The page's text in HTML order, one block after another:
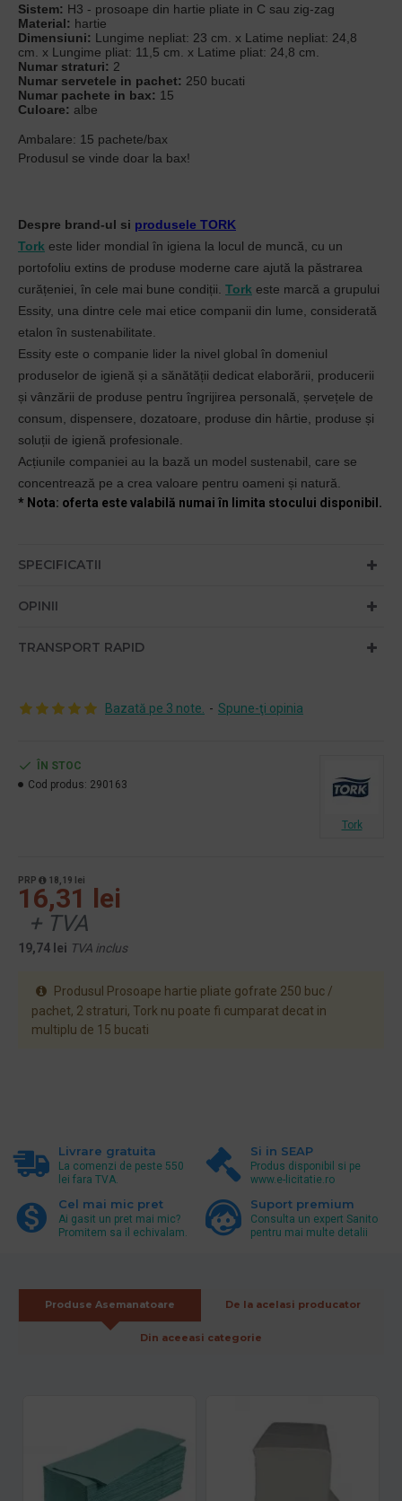
Sistem: H3 - prosoape din hartie pliate in C sau zig-zag
Material: hartie
Dimensiuni: Lungime nepliat: 23 cm. x Latime nepliat: 24,8
cm. x Lungime pliat: 11,5 cm. x Latime pliat: 24,8 cm.
Numar straturi: 2
Numar servetele in pachet: 250 bucati
Numar pachete in bax: 15
Culoare: albe
Ambalare: 15 pachete/bax
Produsul se vinde doar la bax!
Despre brand-ul si produsele TORK
Tork este lider mondial în igiena la locul de muncă, cu un
portofoliu extins de produse moderne care ajută la păstrarea
curățeniei, în cele mai bune condiții. Tork este marcă a grupului
Essity, una dintre cele mai etice companii din lume, considerată
etalon în sustenabilitate.
Essity este o companie lider la nivel global în domeniul
produselor de igienă și a sănătății dedicat elaborării, producerii
și vânzării de produse pentru îngrijirea personală, șervețele de
consum, dispensere, dozatoare, produse din hârtie, produse și
soluții de igienă profesionale.
Acțiunile companiei au la bază un model sustenabil, care se
concentrează pe a crea valoare pentru oameni și natură.
* Nota: oferta este valabilă numai în limita stocului disponibil.
SPECIFICATII
OPINII
TRANSPORT RAPID
Bazată pe 3 note. - Spune-ţi opinia
PRP 18,19 lei
16,31 lei
+ TVA
19,74 lei TVA inclus
ÎN STOC
Cod produs: 290163
Tork
Produsul Prosoape hartie pliate gofrate 250 buc /
pachet, 2 straturi, Tork nu poate fi cumparat decat in
multiplu de 15 bucati
Livrare gratuita
La comenzi de peste 550
lei fara TVA.
Si in SEAP
Produs disponibil si pe
www.e-licitatie.ro
Cel mai mic pret
Ai gasit un pret mai mic?
Promitem sa il echivalam.
Suport premium
Consulta un expert Sanito
pentru mai multe detalii
Produse Asemanatoare De la acelasi producator
Din aceeasi categorie